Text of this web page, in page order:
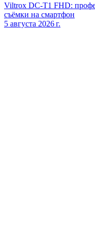
Viltrox DC‑T1 FHD:
съёмки на смартфон
5 августа 2026 г.